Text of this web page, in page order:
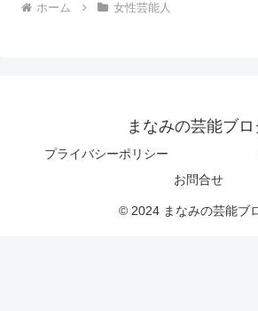
ホーム 女性芸能人
まなみの芸能ブロ
プライバシーポリシー
お問合せ
© 2024 まなみの芸能ブ